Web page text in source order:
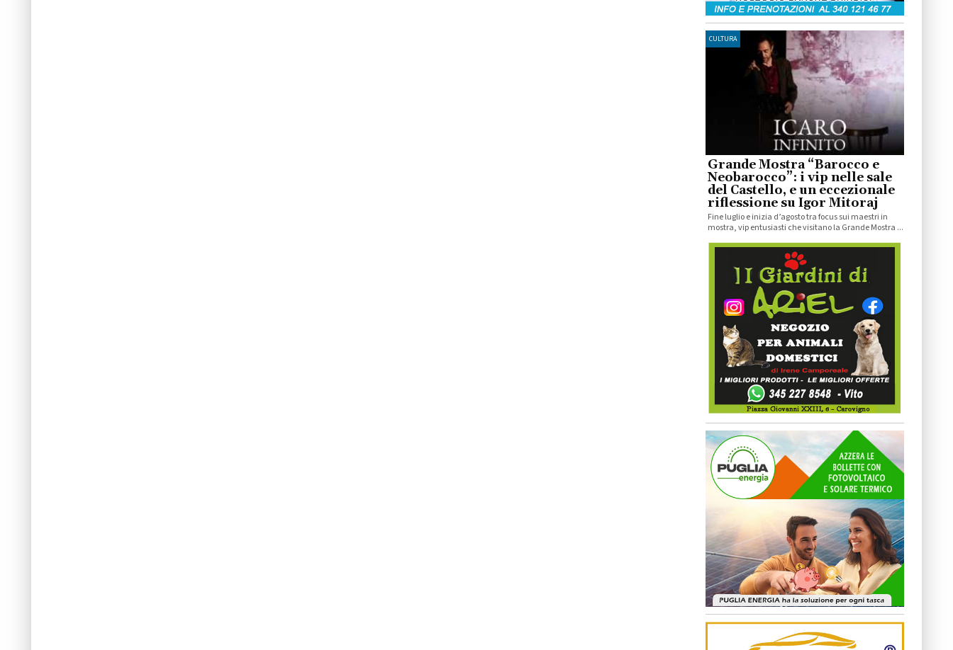
CULTURA
Grande Mostra “Barocco e
Neobarocco”: i vip nelle sale
del Castello, e un eccezionale
riflessione su Igor Mitoraj
Fine luglio e inizia d’agosto tra focus sui maestri in
mostra, vip entusiasti che visitano la Grande Mostra ...